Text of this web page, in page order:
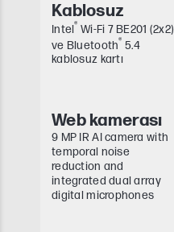
Kablosuz
Intel® Wi-Fi 7 BE201 (2x2)
ve Bluetooth® 5.4
kablosuz kartı
Web kamerası
9 MP IR AI camera with
temporal noise
reduction and
integrated dual array
digital microphones